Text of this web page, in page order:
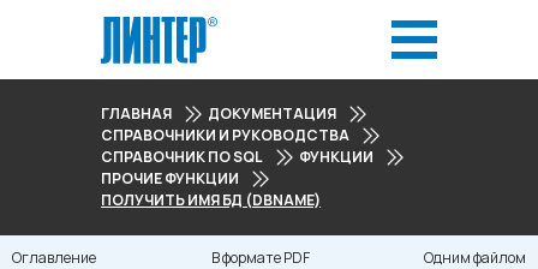
ГЛАВНАЯ
ДОКУМЕНТАЦИЯ
СПРАВОЧНИКИ И РУКОВОДСТВА
СПРАВОЧНИК ПО SQL
ФУНКЦИИ
ПРОЧИЕ ФУНКЦИИ
ПОЛУЧИТЬ ИМЯ БД (DBNAME)
Оглавление В формате PDF Одним файлом